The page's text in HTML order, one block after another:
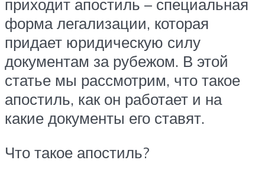
приходит апостиль – специальная
форма легализации, которая
придает юридическую силу
документам за рубежом. В этой
статье мы рассмотрим, что такое
апостиль, как он работает и на
какие документы его ставят.
Что такое апостиль?